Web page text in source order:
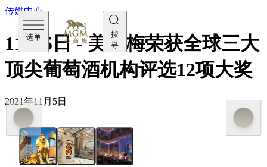
选单
搜
寻
传媒中心
11月5日 - 美高梅荣获全球三大
顶尖葡萄酒机构评选12项大奖
2021年11月5日